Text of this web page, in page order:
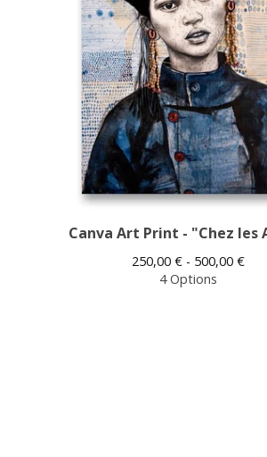
Canva Art Print - "Chez les
250,00 €- 500,00 €
4 Options